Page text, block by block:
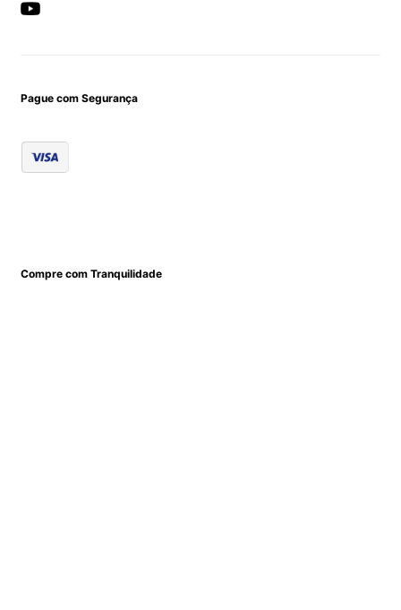
Pague com Segurança
Compre com Tranquilidade